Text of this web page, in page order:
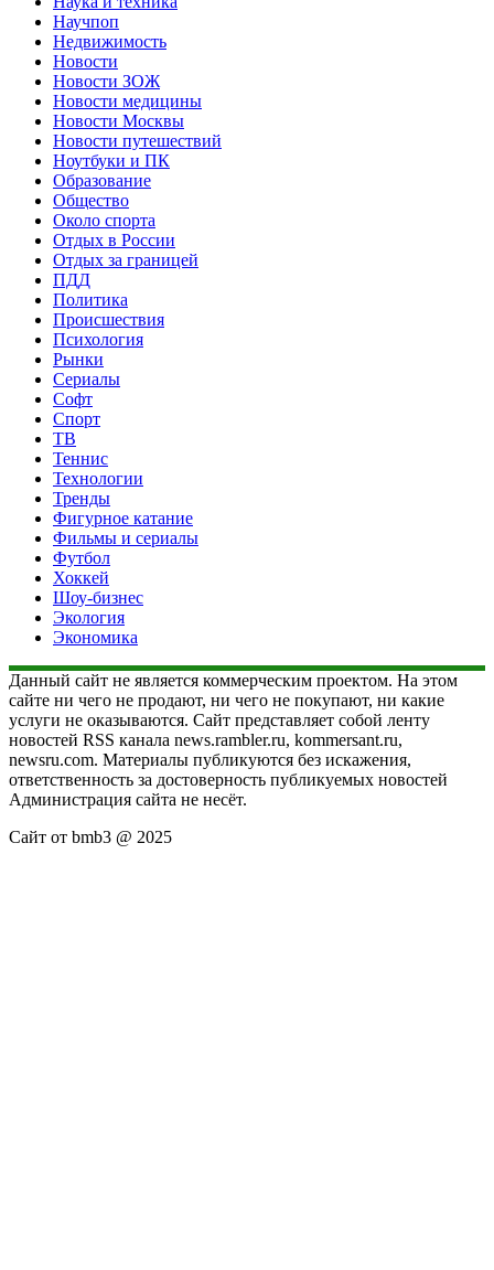
Научпоп
Недвижимость
Новости
Новости ЗОЖ
Новости медицины
Новости Москвы
Новости путешествий
Ноутбуки и ПК
Образование
Общество
Около спорта
Отдых в России
Отдых за границей
ПДД
Политика
Происшествия
Психология
Рынки
Сериалы
Софт
Спорт
ТВ
Теннис
Технологии
Тренды
Фигурное катание
Фильмы и сериалы
Футбол
Хоккей
Шоу-бизнес
Экология
Экономика
Данный сайт не является коммерческим проектом. На этом
сайте ни чего не продают, ни чего не покупают, ни какие
услуги не оказываются. Сайт представляет собой ленту
новостей RSS канала news.rambler.ru, kommersant.ru,
newsru.com. Материалы публикуются без искажения,
ответственность за достоверность публикуемых новостей
Администрация сайта не несёт.
Сайт от bmb3 @ 2025